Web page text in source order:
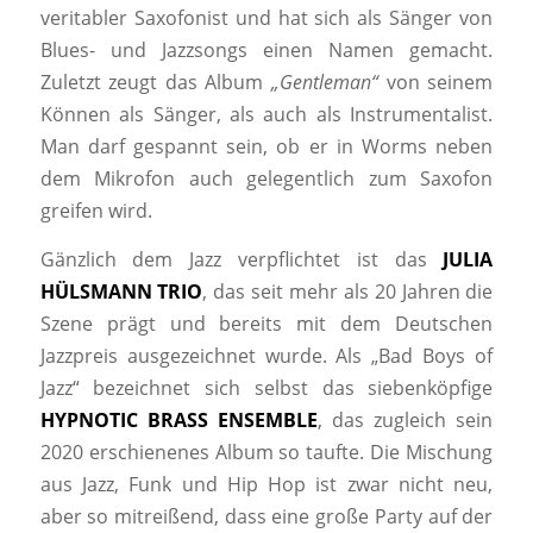
veritabler Saxofonist und hat sich als Sänger von
Blues- und Jazzsongs einen Namen gemacht.
Zuletzt zeugt das Album„Gentleman“ von seinem
Können als Sänger, als auch als Instrumentalist.
Man darf gespannt sein, ob er in Worms neben
dem Mikrofon auch gelegentlich zum Saxofon
greifen wird.
Gänzlich dem Jazz verpflichtet ist das JULIA
HÜLSMANN TRIO, das seit mehr als 20 Jahren die
Szene prägt und bereits mit dem Deutschen
Jazzpreis ausgezeichnet wurde. Als „Bad Boys of
Jazz“ bezeichnet sich selbst das siebenköpfige
HYPNOTIC BRASS ENSEMBLE, das zugleich sein
2020 erschienenes Album so taufte. Die Mischung
aus Jazz, Funk und Hip Hop ist zwar nicht neu,
aber so mitreißend, dass eine große Party auf der